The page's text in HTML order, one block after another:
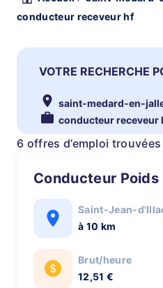
conducteur receveur hf
VOTRE RECHERCHE
saint-medard-en-
conducteur receveur
6 offres d’emploi trouvées
Conducteur
Saint-Jean-
à 10 km
Brut/heure
12,51 €